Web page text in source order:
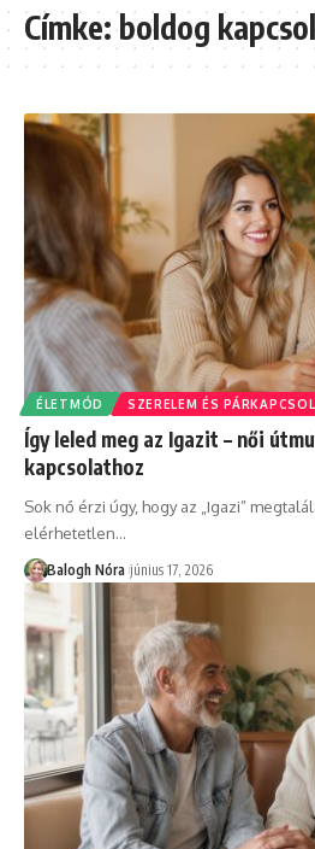
Címke:boldog
ÉLETMÓD SZERELEM ÉS
Így leled meg az Igazit – női
kapcsolathoz
Sok nő érzi úgy, hogy az „Igazi”
elérhetetlen…
Balogh Nóra június 17, 2026